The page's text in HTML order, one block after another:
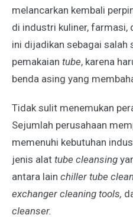
melancarkan kembali
di industri kuliner, farmasi,
ini dijadikan sebagai salah
pemakaian tube, karena
benda asing yang
Tidak sulit menemukan
Sejumlah perusahaan
memenuhi kebutuhan
jenis alat tube cleansing
antara lain chiller tube
exchanger cleaning tools,
cleanser.